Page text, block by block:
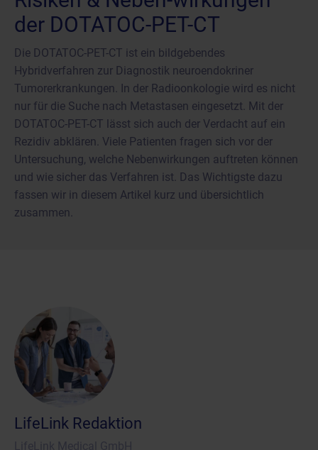
der DOTATOC-PET-CT
Die DOTATOC-PET-CT ist ein bildgebendes
Hybridverfahren zur Diagnostik neuroendokriner
Tumorerkrankungen. In der Radioonkologie wird es nicht
nur für die Suche nach Metastasen eingesetzt. Mit der
DOTATOC-PET-CT lässt sich auch der Verdacht auf ein
Rezidiv abklären. Viele Patienten fragen sich vor der
Untersuchung, welche Nebenwirkungen auftreten können
und wie sicher das Verfahren ist. Das Wichtigste dazu
fassen wir in diesem Artikel kurz und übersichtlich
zusammen.
LifeLink Redaktion